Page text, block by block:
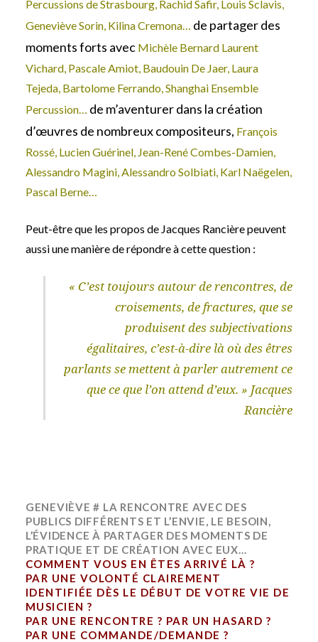
Percussions de Strasbourg, Rachid Safir, Louis Sclavis,
Geneviève Sorin, Kilina Cremona…
de partager des
moments forts avec Michèle Bernard Laurent
Vichard, Pascale Amiot, Baudouin De Jaer, Laura
Tejeda, Bartolome Ferrando, Shanghai Ensemble
Percussion…
de m’aventurer dans la création
d’œuvres de nombreux compositeurs, François
Rossé, Lucien Guérinel, Jean-René Combes-Damien,
Alessandro Magini, Alessandro Solbiati, Karl Naëgelen,
Pascal Berne…
Peut-être que les propos de Jacques Rancière peuvent
aussi une manière de répondre à cette question :
« C’est toujours autour de rencontres, de
croisements, de fractures, que se
produisent des subjectivations
égalitaires, c’est-à-dire là où des êtres
parlants se mettent à parler autrement ce
que ce que l’on attend d’eux. » Jacques
Rancière
GENEVIÈVE # LA RENCONTRE AVEC DES
PUBLICS DIFFÉRENTS ET L’ENVIE, LE BESOIN,
L’ÉVIDENCE À PARTAGER DES MOMENTS DE
PRATIQUE ET DE CRÉATION AVEC EUX…
COMMENT VOUS EN ÊTES ARRIVÉ LÀ ?
PAR UNE VOLONTÉ CLAIREMENT
IDENTIFIÉE DÈS LE DÉBUT DE VOTRE VIE DE
MUSICIEN ?
PAR UNE RENCONTRE ? PAR UN HASARD ?
PAR UNE COMMANDE/DEMANDE ?